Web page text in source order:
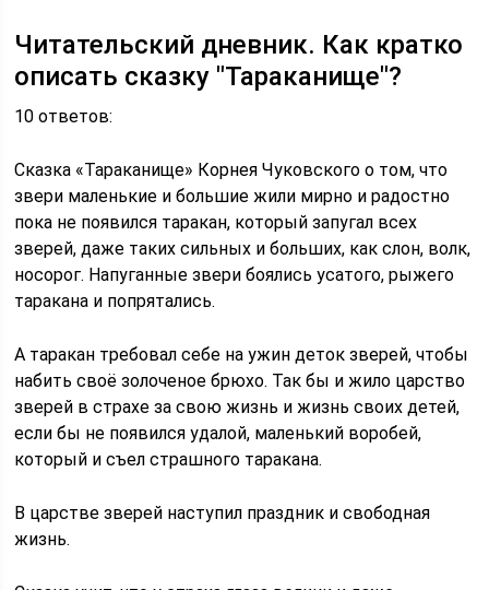
Читательский дневник. Как кратко
описать сказку "Тараканище"?
10 ответов:
Сказка «Тараканище» Корнея Чуковского о том, что
звери маленькие и большие жили мирно и радостно
пока не появился таракан, который запугал всех
зверей, даже таких сильных и больших, как слон, волк,
носорог. Напуганные звери боялись усатого, рыжего
таракана и попрятались.
А таракан требовал себе на ужин деток зверей, чтобы
набить своё золоченое брюхо. Так бы и жило царство
зверей в страхе за свою жизнь и жизнь своих детей,
если бы не появился удалой, маленький воробей,
который и съел страшного таракана.
В царстве зверей наступил праздник и свободная
жизнь.